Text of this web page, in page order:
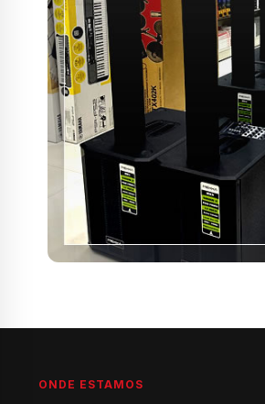
ONDE ESTAMOS